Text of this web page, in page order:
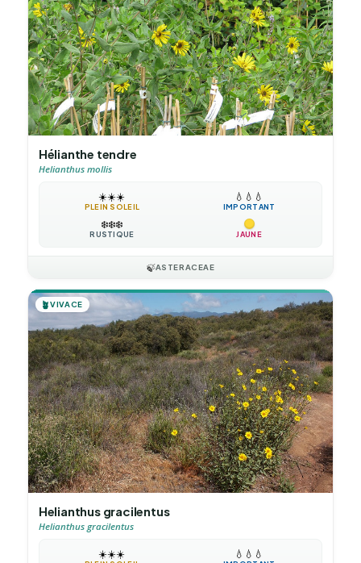
Hélianthe tendre
Helianthus mollis
☀️☀️☀️
PLEIN SOLEIL
💧 💧 💧
IMPORTANT
❄️❄️❄️
RUSTIQUE JAUNE
🍃ASTERACEAE
🪴VIVACE
Helianthus gracilentus
Helianthus gracilentus
☀️☀️☀️ 💧 💧 💧